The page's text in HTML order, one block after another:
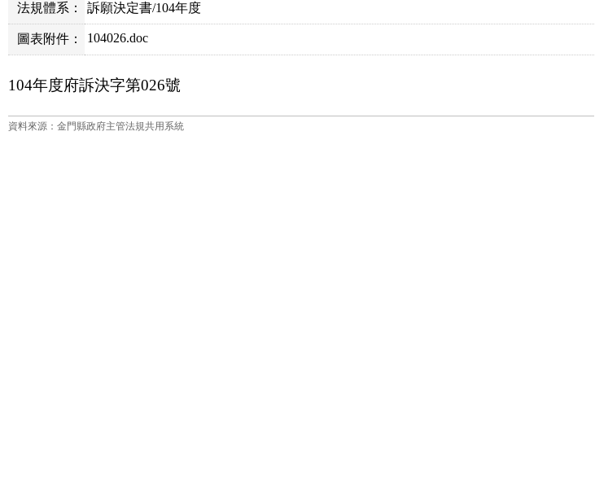
法規體系： 訴願決定書/104年度
圖表附件： 104026.doc
104年度府訴決字第026號
資料來源：金門縣政府主管法規共用系統